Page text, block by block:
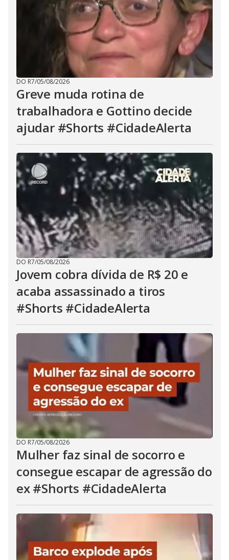
DO R7/05/08/2026
Greve muda rotina de
trabalhadora e Gottino decide
ajudar #Shorts #CidadeAlerta
DO R7/05/08/2026
Jovem cobra dívida de R$ 20 e
acaba assassinado a tiros
#Shorts #CidadeAlerta
DO R7/05/08/2026
Mulher faz sinal de socorro e
consegue escapar de agressão do
ex #Shorts #CidadeAlerta